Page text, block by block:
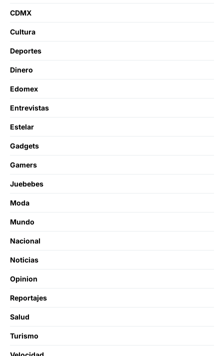
CDMX
Cultura
Deportes
Dinero
Edomex
Entrevistas
Estelar
Gadgets
Gamers
Juebebes
Moda
Mundo
Nacional
Noticias
Opinion
Reportajes
Salud
Turismo